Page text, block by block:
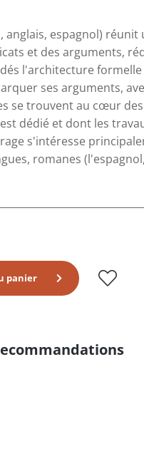
espagnol)
et des arguments,
l'architecture
ses arguments,
se trouvent au cœur
dédié et dont les
s'intéresse
romanes
panier